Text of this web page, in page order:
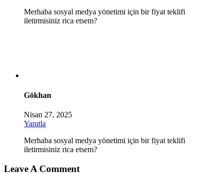
Merhaba sosyal medya yönetimi için bir fiyat teklifi
iletirmisiniz rica etsem?
Gökhan
Nisan 27, 2025
Yanıtla
Merhaba sosyal medya yönetimi için bir fiyat teklifi
iletirmisiniz rica etsem?
Leave A Comment